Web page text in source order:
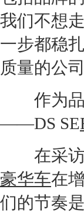
我们不想
一步都稳
质量的公
作为品
——DS SE
在采访
豪华车在
们的节奏